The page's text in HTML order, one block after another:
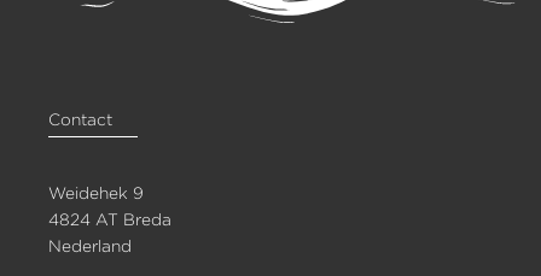
Contact
Weidehek 9
4824 AT Breda
Nederland